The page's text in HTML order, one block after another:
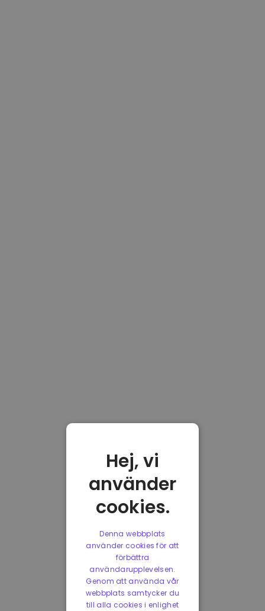
Hej, vi
använder
cookies.
Denna webbplats
använder cookies för att
förbättra
användarupplevelsen.
Genom att använda vår
webbplats samtycker du
till alla cookies i enlighet